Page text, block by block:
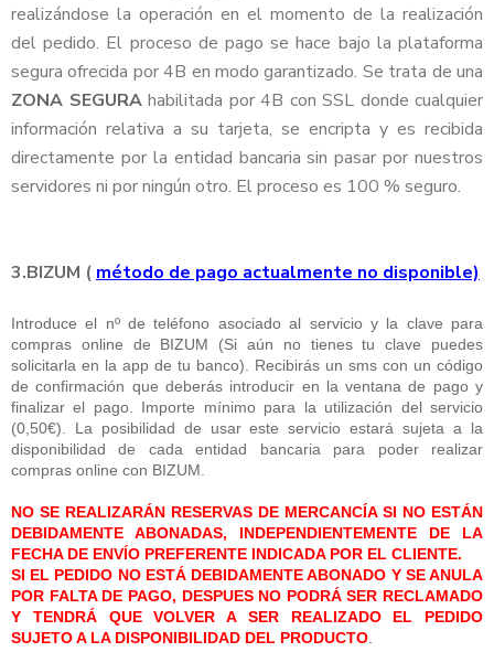
realizándose la operación en el momento de la realización
del pedido. El proceso de pago se hace bajo la plataforma
segura ofrecida por 4B en modo garantizado. Se trata de una
ZONA SEGURAhabilitada por 4B con SSL donde cualquier
información relativa a su tarjeta, se encripta y es recibida
directamente por la entidad bancaria sin pasar por nuestros
servidores ni por ningún otro. El proceso es 100 % seguro.
3.BIZUM ( método de pago actualmente no disponible)
Introduce el nº de teléfono asociado al servicio y la clave para
compras online de BIZUM (Si aún no tienes tu clave puedes
solicitarla en la app de tu banco). Recibirás un sms con un código
de confirmación que deberás introducir en la ventana de pago y
finalizar el pago. Importe mínimo para la utilización del servicio
(0,50€). La posibilidad de usar este servicio estará sujeta a la
disponibilidad de cada entidad bancaria para poder realizar
compras online con BIZUM.
NO SE REALIZARÁN RESERVAS DE MERCANCÍA SI NO ESTÁN
DEBIDAMENTE ABONADAS, INDEPENDIENTEMENTE DE LA
FECHA DE ENVÍO PREFERENTE INDICADA POR EL CLIENTE.
SI EL PEDIDO NO ESTÁ DEBIDAMENTE ABONADO Y SE ANULA
POR FALTA DE PAGO, DESPUES NO PODRÁ SER RECLAMADO
Y TENDRÁ QUE VOLVER A SER REALIZADO EL PEDIDO
SUJETO A LA DISPONIBILIDAD DEL PRODUCTO